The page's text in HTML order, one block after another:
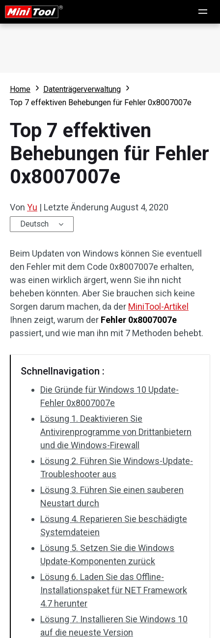
Home
Datenträgerverwaltung
Top 7 effektiven Behebungen für Fehler 0x8007007e
Top 7 effektiven
Behebungen für Fehler
0x8007007e
Von Yu | Letzte Änderung August 4, 2020
Deutsch
Beim Updaten von Windows können Sie eventuell
den Fehler mit dem Code 0x8007007e erhalten,
was einen wirklich ärgert, wenn Sie ihn nicht
beheben könnten. Aber Sie brauchen sich keine
Sorgen darum machen, da der MiniTool-Artikel
Ihnen zeigt, warum der Fehler 0x8007007e
passiert, und wie man ihn mit 7 Methoden behebt.
Schnellnavigation :
Die Gründe für Windows 10 Update-
Fehler 0x8007007e
Lösung 1. Deaktivieren Sie
Antivirenprogramme von Drittanbietern
und die Windows-Firewall
Lösung 2. Führen Sie Windows-Update-
Troubleshooter aus
Lösung 3. Führen Sie einen sauberen
Neustart durch
Lösung 4. Reparieren Sie beschädigte
Systemdateien
Lösung 5. Setzen Sie die Windows
Update-Komponenten zurück
Lösung 6. Laden Sie das Offline-
Installationspaket für NET Framework
4.7 herunter
Lösung 7. Installieren Sie Windows 10
auf die neueste Version